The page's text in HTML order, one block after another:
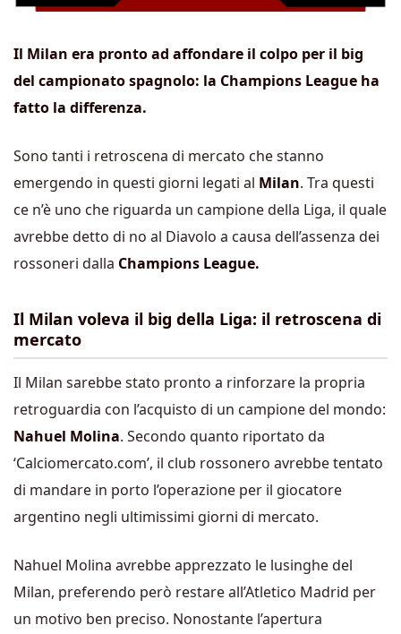
Il Milan era pronto ad affondare il colpo per il big
del campionato spagnolo: la Champions League ha
fatto la differenza.
Sono tanti i retroscena di mercato che stanno
emergendo in questi giorni legati al Milan. Tra questi
ce n’è uno che riguarda un campione della Liga, il quale
avrebbe detto di no al Diavolo a causa dell’assenza dei
rossoneri dalla Champions League.
Il Milan voleva il big della Liga: il retroscena di
mercato
Il Milan sarebbe stato pronto a rinforzare la propria
retroguardia con l’acquisto di un campione del mondo:
Nahuel Molina. Secondo quanto riportato da
‘Calciomercato.com’, il club rossonero avrebbe tentato
di mandare in porto l’operazione per il giocatore
argentino negli ultimissimi giorni di mercato.
Nahuel Molina avrebbe apprezzato le lusinghe del
Milan, preferendo però restare all’Atletico Madrid per
un motivo ben preciso. Nonostante l’apertura